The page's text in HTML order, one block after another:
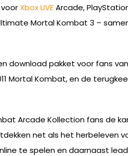
Xbox LIVEArcade,
Mortal Kombat 3 –
download pakket voor fans
Mortal Kombat, en de
Arcade Kollection fans de
net als het herbeleven
te spelen en daarnaast